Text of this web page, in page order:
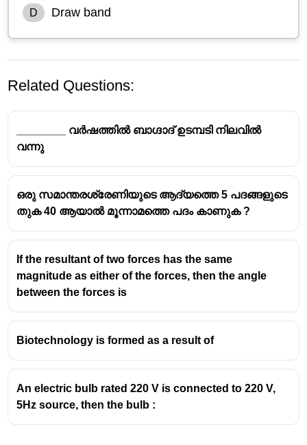
D Draw band
Related Questions:
________ വർഷത്തിൽ ബാഗ്ദാദ് ഉടമ്പടി നിലവിൽ
വന്നു
ഒരു സമാന്തരശ്രേണിയുടെ ആദ്യത്തെ 5 പദങ്ങളുടെ
തുക 40 ആയാൽ മൂന്നാമത്തെ പദം കാണുക ?
If the resultant of two forces has the same
magnitude as either of the forces, then the angle
between the forces is
Biotechnology is formed as a result of
An electric bulb rated 220 V is connected to 220 V,
5Hz source, then the bulb :